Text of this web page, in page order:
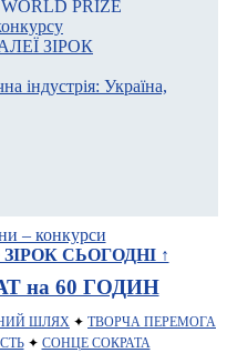
PRIZE
ЗІРОК
індустрія: Україна,
СЬОГОДНІ ↑
на 60 ГОДИН
ШЛЯХ ✦ ТВОРЧА ПЕРЕМОГА
✦ СОНЦЕ СОКРАТА